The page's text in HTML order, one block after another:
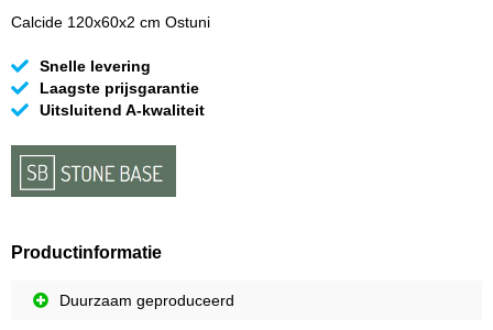
Calcide 120x60x2 cm Ostuni
Snelle levering
Laagste prijsgarantie
Uitsluitend A-kwaliteit
Productinformatie
Duurzaam geproduceerd